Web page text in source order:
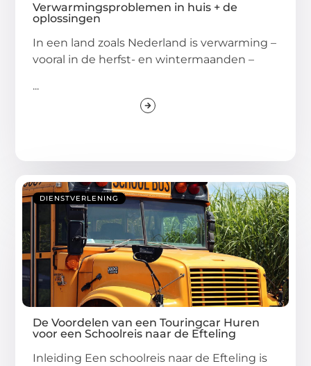
Verwarmingsproblemen in huis + de
oplossingen
In een land zoals Nederland is verwarming –
vooral in de herfst- en wintermaanden –
...
DIENSTVERLENING
De Voordelen van een Touringcar Huren
voor een Schoolreis naar de Efteling
Inleiding Een schoolreis naar de Efteling is